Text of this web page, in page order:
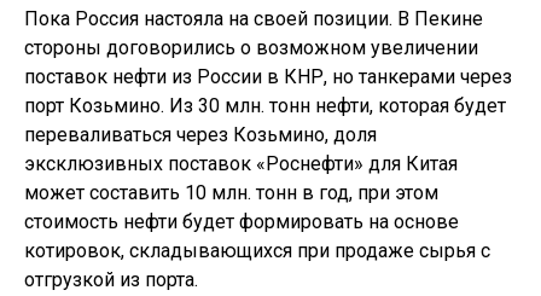
Пока Россия настояла на своей позиции. В Пекине
стороны договорились о возможном увеличении
поставок нефти из России в КНР, но танкерами через
порт Козьмино. Из 30 млн. тонн нефти, которая будет
переваливаться через Козьмино, доля
эксклюзивных поставок «Роснефти» для Китая
может составить 10 млн. тонн в год, при этом
стоимость нефти будет формировать на основе
котировок, складывающихся при продаже сырья с
отгрузкой из порта.